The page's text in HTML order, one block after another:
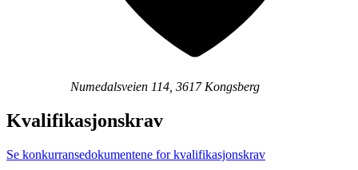
Numedalsveien 114, 3617 Kongsberg
Kvalifikasjonskrav
Se konkurransedokumentene for kvalifikasjonskrav